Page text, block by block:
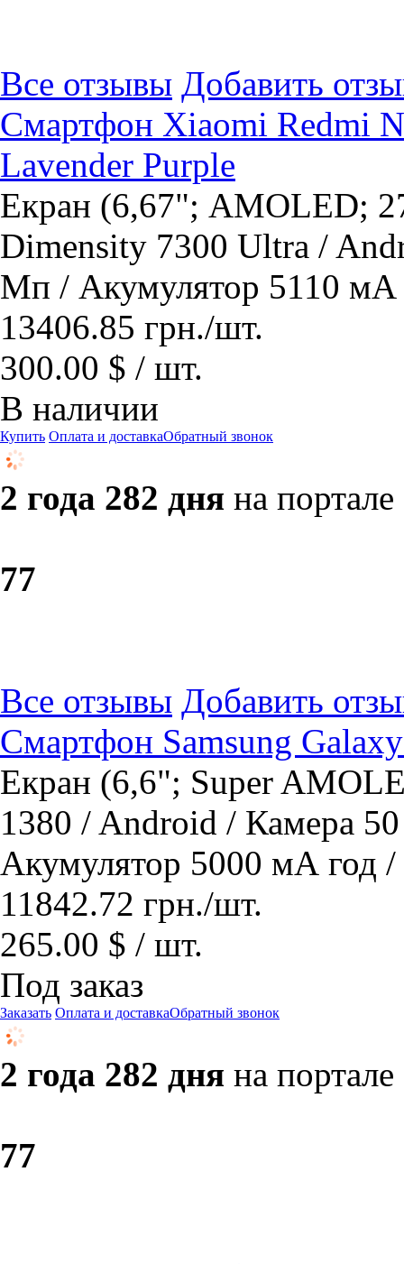
Все отзывы Добавить
Смартфон Xiaomi Redmi
Lavender Purple
Екран (6,67"; AMOLED;
Dimensity 7300 Ultra /
Мп / Акумулятор 5110 мА
13406.85 грн./шт.
300.00 $ / шт.
В наличии
Купить Оплата и доставкаОбратный звонок
2 года 282 дня на портале
77
Все отзывы Добавить
Смартфон Samsung
Екран (6,6"; Super
1380 / Android / Камера
Акумулятор 5000 мА год
11842.72 грн./шт.
265.00 $ / шт.
Под заказ
Заказать Оплата и доставкаОбратный звонок
2 года 282 дня на портале
77